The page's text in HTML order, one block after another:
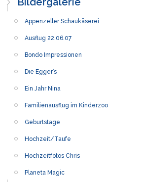
Appenzeller Schaukäserei
Ausflug 22.06.07
Bondo Impressionen
Die Egger’s
Ein Jahr Nina
Familienausflug im Kinderzoo
Geburtstage
Hochzeit/Taufe
Hochzeitfotos Chris
Planeta Magic